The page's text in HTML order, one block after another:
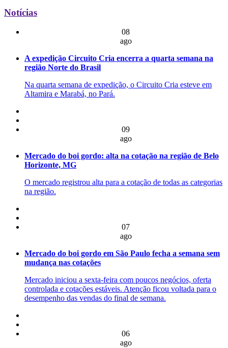
Notícias
08
ago
A expedição Circuito Cria encerra a quarta semana na
região Norte do Brasil
Na quarta semana de expedição, o Circuito Cria esteve em
Altamira e Marabá, no Pará.
09
ago
Mercado do boi gordo: alta na cotação na região de Belo
Horizonte, MG
O mercado registrou alta para a cotação de todas as categorias
na região.
07
ago
Mercado do boi gordo em São Paulo fecha a semana sem
mudança nas cotações
Mercado iniciou a sexta-feira com poucos negócios, oferta
controlada e cotações estáveis. Atenção ficou voltada para o
desempenho das vendas do final de semana.
06
ago